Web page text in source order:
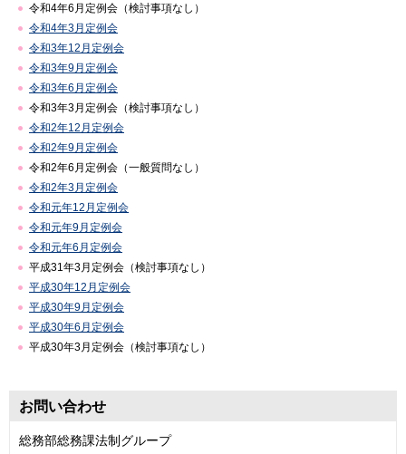
令和4年6月定例会（検討事項なし）
令和4年3月定例会
令和3年12月定例会
令和3年9月定例会
令和3年6月定例会
令和3年3月定例会（検討事項なし）
令和2年12月定例会
令和2年9月定例会
令和2年6月定例会（一般質問なし）
令和2年3月定例会
令和元年12月定例会
令和元年9月定例会
令和元年6月定例会
平成31年3月定例会（検討事項なし）
平成30年12月定例会
平成30年9月定例会
平成30年6月定例会
平成30年3月定例会（検討事項なし）
お問い合わせ
総務部総務課法制グループ